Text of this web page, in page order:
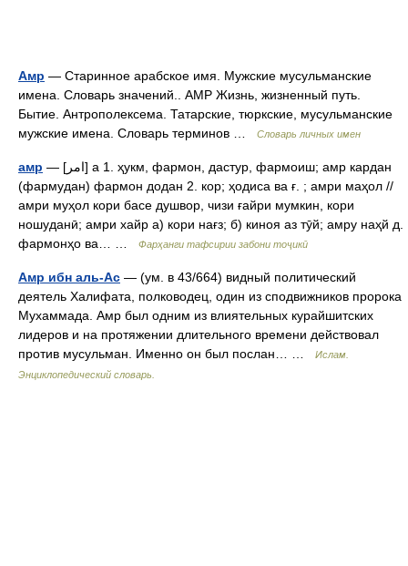
Амр — Старинное арабское имя. Мужские мусульманские
имена. Словарь значений.. АМР Жизнь, жизненный путь.
Бытие. Антрополексема. Татарские, тюркские, мусульманские
мужские имена. Словарь терминов …
Словарь личных имен
амр — [امر] а 1. ҳукм, фармон, дастур, фармоиш; амр кардан
(фармудан) фармон додан 2. кор; ҳодиса ва ғ. ; амри маҳол //
амри муҳол кори басе душвор, чизи ғайри мумкин, кори
ношуданӣ; амри хайр а) кори нағз; б) киноя аз тӯй; амру наҳй д.
фармонҳо ва… …
Фарҳанги тафсирии забони тоҷикӣ
Амр ибн аль-Ас — (ум. в 43/664) видный политический
деятель Халифата, полководец, один из сподвижников пророка
Мухаммада. Амр был одним из влиятельных курайшитских
лидеров и на протяжении длительного времени действовал
против мусульман. Именно он был послан… …
Ислам.
Энциклопедический словарь.